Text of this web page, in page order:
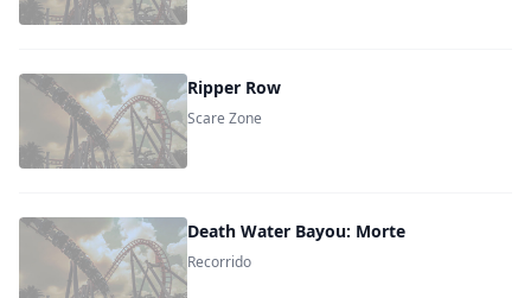
Ripper Row
Scare Zone
Death Water Bayou: Morte
Recorrido